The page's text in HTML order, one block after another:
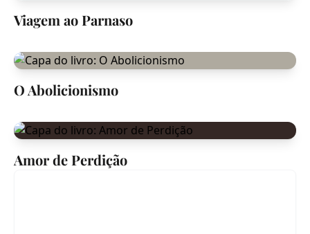
Viagem ao Parnaso
O Abolicionismo
Amor de Perdição